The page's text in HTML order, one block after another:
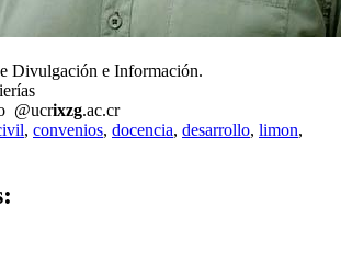
Divulgación e Información.
@ucrixzg.ac.cr
, convenios, docencia, desarrollo, limon,